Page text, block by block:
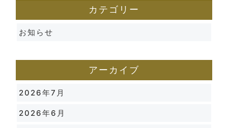
カテゴリー
お知らせ
アーカイブ
2026年7月
2026年6月